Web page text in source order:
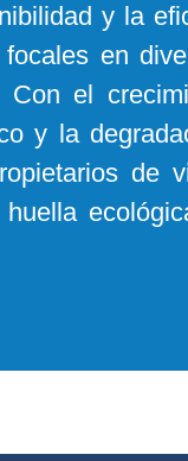
y la
en
Con el
y la
de